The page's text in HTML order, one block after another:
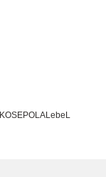
KOSEPOLALebeL